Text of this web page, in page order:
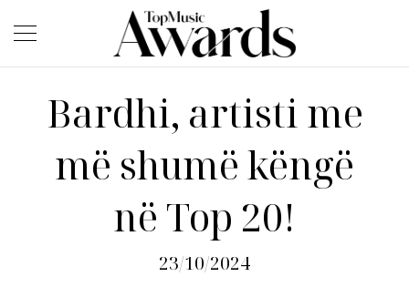
Bardhi, artisti me
më shumë këngë
në Top 20!
23/10/2024